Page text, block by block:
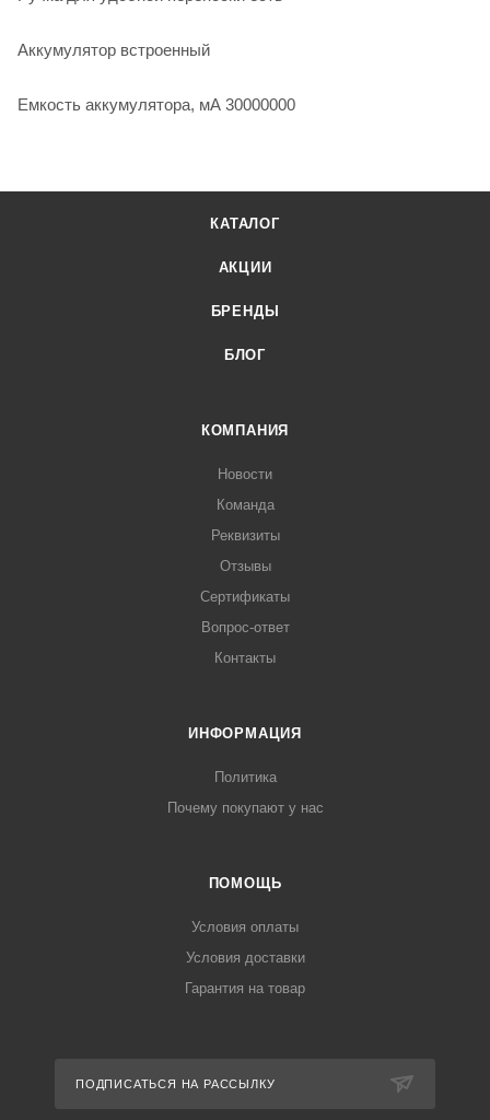
Аккумулятор встроенный
Емкость аккумулятора, мА 30000000
КАТАЛОГ
АКЦИИ
БРЕНДЫ
БЛОГ
КОМПАНИЯ
Новости
Команда
Реквизиты
Отзывы
Сертификаты
Вопрос-ответ
Контакты
ИНФОРМАЦИЯ
Политика
Почему покупают у нас
ПОМОЩЬ
Условия оплаты
Условия доставки
Гарантия на товар
ПОДПИСАТЬСЯ НА РАССЫЛКУ